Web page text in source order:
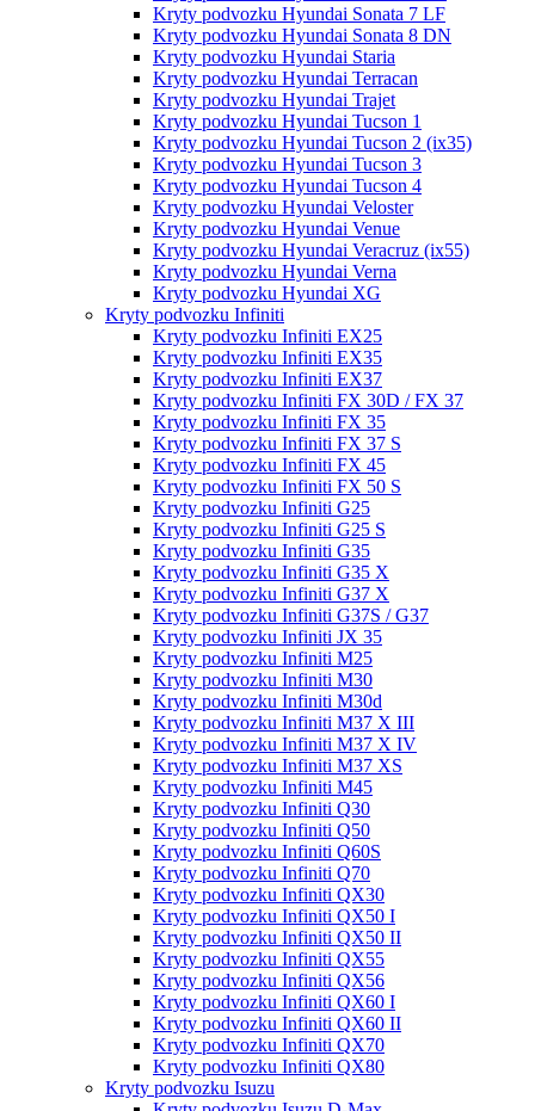
Kryty podvozku Hyundai Sonata 7 LF
Kryty podvozku Hyundai Sonata 8 DN
Kryty podvozku Hyundai Staria
Kryty podvozku Hyundai Terracan
Kryty podvozku Hyundai Trajet
Kryty podvozku Hyundai Tucson 1
Kryty podvozku Hyundai Tucson 2 (ix35)
Kryty podvozku Hyundai Tucson 3
Kryty podvozku Hyundai Tucson 4
Kryty podvozku Hyundai Veloster
Kryty podvozku Hyundai Venue
Kryty podvozku Hyundai Veracruz (ix55)
Kryty podvozku Hyundai Verna
Kryty podvozku Hyundai XG
Kryty podvozku Infiniti
Kryty podvozku Infiniti EX25
Kryty podvozku Infiniti EX35
Kryty podvozku Infiniti EX37
Kryty podvozku Infiniti FX 30D / FX 37
Kryty podvozku Infiniti FX 35
Kryty podvozku Infiniti FX 37 S
Kryty podvozku Infiniti FX 45
Kryty podvozku Infiniti FX 50 S
Kryty podvozku Infiniti G25
Kryty podvozku Infiniti G25 S
Kryty podvozku Infiniti G35
Kryty podvozku Infiniti G35 X
Kryty podvozku Infiniti G37 X
Kryty podvozku Infiniti G37S / G37
Kryty podvozku Infiniti JX 35
Kryty podvozku Infiniti M25
Kryty podvozku Infiniti M30
Kryty podvozku Infiniti M30d
Kryty podvozku Infiniti M37 X III
Kryty podvozku Infiniti M37 X IV
Kryty podvozku Infiniti M37 XS
Kryty podvozku Infiniti M45
Kryty podvozku Infiniti Q30
Kryty podvozku Infiniti Q50
Kryty podvozku Infiniti Q60S
Kryty podvozku Infiniti Q70
Kryty podvozku Infiniti QX30
Kryty podvozku Infiniti QX50 I
Kryty podvozku Infiniti QX50 II
Kryty podvozku Infiniti QX55
Kryty podvozku Infiniti QX56
Kryty podvozku Infiniti QX60 I
Kryty podvozku Infiniti QX60 II
Kryty podvozku Infiniti QX70
Kryty podvozku Infiniti QX80
Kryty podvozku Isuzu